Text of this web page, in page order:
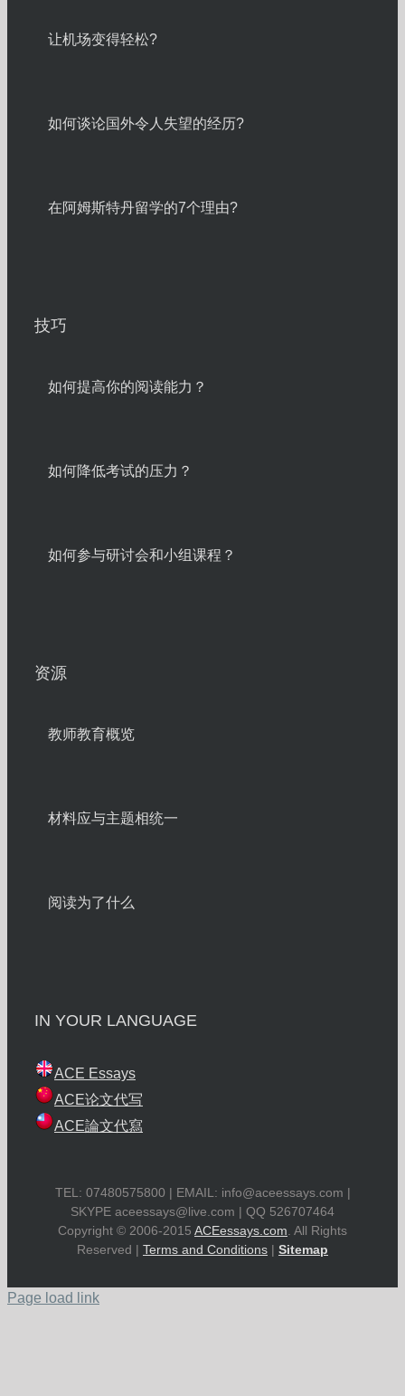
让机场变得轻松?
如何谈论国外令人失望的经历?
在阿姆斯特丹留学的7个理由?
技巧
如何提高你的阅读能力？
如何降低考试的压力？
如何参与研讨会和小组课程？
资源
教师教育概览
材料应与主题相统一
阅读为了什么
IN YOUR LANGUAGE
ACE Essays
ACE论文代写
ACE論文代寫
TEL: 07480575800 | EMAIL: info@aceessays.com |
SKYPE aceessays@live.com | QQ 526707464
Copyright © 2006-2015 ACEessays.com . All Rights
Reserved | Terms and Conditions | Sitemap
Page load link